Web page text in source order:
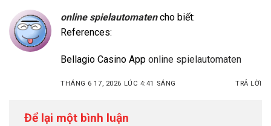
online spielautomaten cho biết:
References:
Bellagio Casino App online spielautomaten
THÁNG 6 17, 2026 LÚC 4:41 SÁNG TRẢ LỜI
Để lại một bình luận